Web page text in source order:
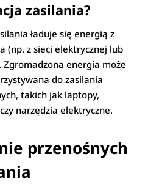
zasilania?
ładuje się energią z
(np. z sieci elektrycznej lub
Zgromadzona energia może
do zasilania
takich jak laptopy,
narzędzia elektryczne.
przenośnych